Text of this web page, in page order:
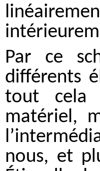
Par ce
différents
tout cela
matériel,
nous, et